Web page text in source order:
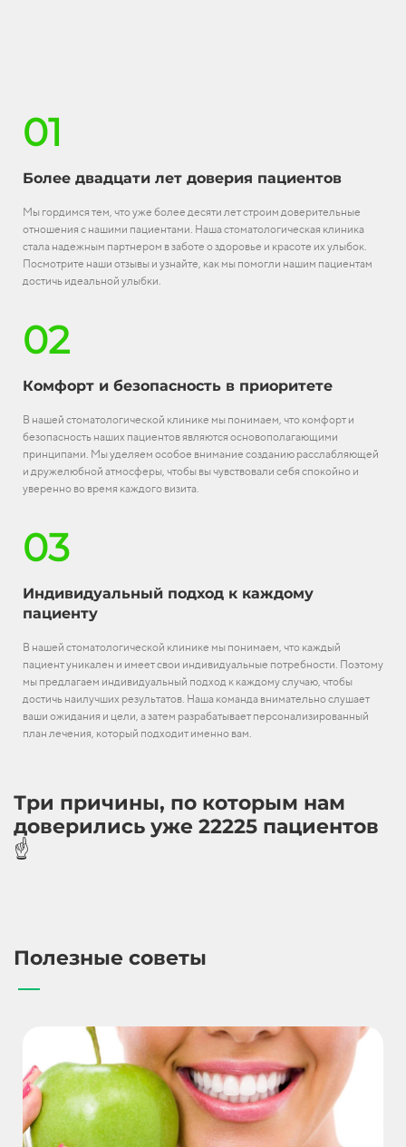
01
Более двадцати лет доверия пациентов
Мы гордимся тем, что уже более десяти лет строим доверительные
отношения с нашими пациентами. Наша стоматологическая клиника
стала надежным партнером в заботе о здоровье и красоте их улыбок.
Посмотрите наши отзывы и узнайте, как мы помогли нашим пациентам
достичь идеальной улыбки.
02
Комфорт и безопасность в приоритете
В нашей стоматологической клинике мы понимаем, что комфорт и
безопасность наших пациентов являются основополагающими
принципами. Мы уделяем особое внимание созданию расслабляющей
и дружелюбной атмосферы, чтобы вы чувствовали себя спокойно и
уверенно во время каждого визита.
03
Индивидуальный подход к каждому
пациенту
В нашей стоматологической клинике мы понимаем, что каждый
пациент уникален и имеет свои индивидуальные потребности. Поэтому
мы предлагаем индивидуальный подход к каждому случаю, чтобы
достичь наилучших результатов. Наша команда внимательно слушает
ваши ожидания и цели, а затем разрабатывает персонализированный
план лечения, который подходит именно вам.
Три причины, по которым нам
доверились уже 22225 пациентов
☝️
Полезные советы